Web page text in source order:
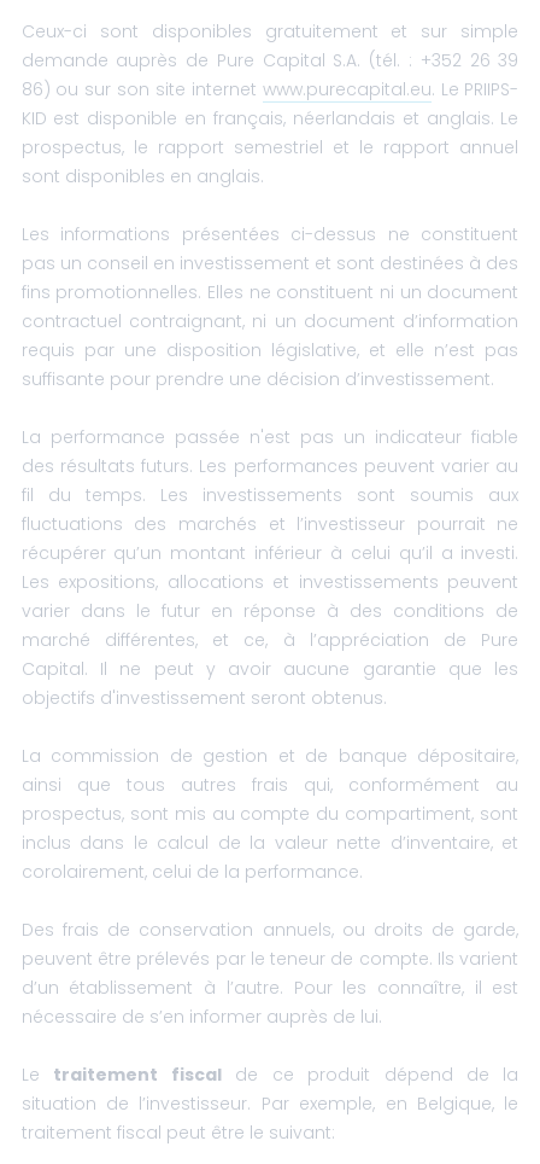
Ceux-ci sont disponibles gratuitement et sur simple
demande auprès de Pure Capital S.A. (tél. : +352 26 39
86) ou sur son site internet www.purecapital.eu. Le PRIIPS-
KID est disponible en français, néerlandais et anglais. Le
prospectus, le rapport semestriel et le rapport annuel
sont disponibles en anglais.
Les informations présentées ci-dessus ne constituent
pas un conseil en investissement et sont destinées à des
fins promotionnelles. Elles ne constituent ni un document
contractuel contraignant, ni un document d’information
requis par une disposition législative, et elle n’est pas
suffisante pour prendre une décision d’investissement.
La performance passée n'est pas un indicateur fiable
des résultats futurs. Les performances peuvent varier au
fil du temps. Les investissements sont soumis aux
fluctuations des marchés et l’investisseur pourrait ne
récupérer qu’un montant inférieur à celui qu’il a investi.
Les expositions, allocations et investissements peuvent
varier dans le futur en réponse à des conditions de
marché différentes, et ce, à l’appréciation de Pure
Capital. Il ne peut y avoir aucune garantie que les
objectifs d'investissement seront obtenus.
La commission de gestion et de banque dépositaire,
ainsi que tous autres frais qui, conformément au
prospectus, sont mis au compte du compartiment, sont
inclus dans le calcul de la valeur nette d’inventaire, et
corolairement, celui de la performance.
Des frais de conservation annuels, ou droits de garde,
peuvent être prélevés par le teneur de compte. Ils varient
d’un établissement à l’autre. Pour les connaître, il est
nécessaire de s’en informer auprès de lui.
Le traitement fiscalde ce produit dépend de la
situation de l’investisseur. Par exemple, en Belgique, le
traitement fiscal peut être le suivant: